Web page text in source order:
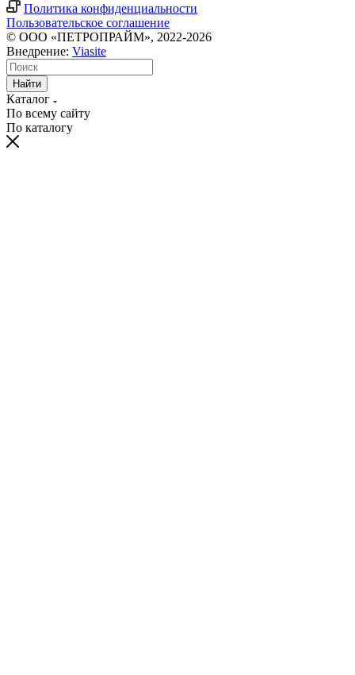
Политика конфиденциальности
Пользовательское соглашение
© ООО «ПЕТРОПРАЙМ», 2022-2026
Внедрение: Viasite
Найти
Каталог
По всему сайту
По каталогу